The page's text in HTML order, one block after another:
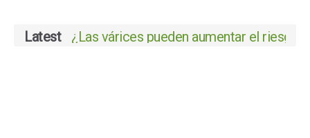
Latest ¿Las várices pueden aumentar el riesgo